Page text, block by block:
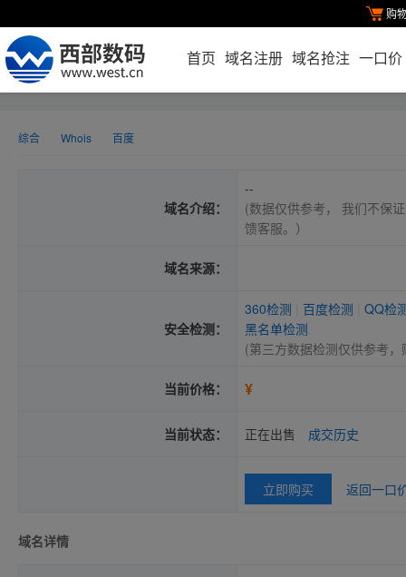
购
首页 域名注册 域名抢注 一口价
综合 Whois 百度
域名介绍：
--
(数据仅供参考， 我们不保
馈客服。）
域名来源：
安全检测：
360检测 百度检测
QQ检
黑名单检测
(第三方数据检测仅供参考
当前价格： ¥
当前状态： 正在出售 成交历史
立即购买 返回一口
域名详情